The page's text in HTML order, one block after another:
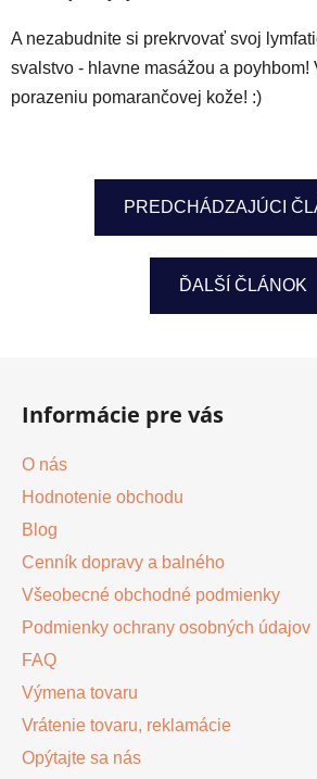
A nezabudnite si prekrvovať svoj
svalstvo - hlavne masážou a poyhbom!
porazeniu pomarančovej kože! :)
PREDCHÁDZAJÚCI
ĎALŠÍ ČLÁNOK
Informácie pre vás
O nás
Hodnotenie obchodu
Blog
Cenník dopravy a balného
Všeobecné obchodné podmienky
Podmienky ochrany osobných údajov
FAQ
Výmena tovaru
Vrátenie tovaru, reklamácie
Opýtajte sa nás